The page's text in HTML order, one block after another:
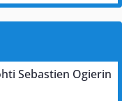
Sebastien Ogierin